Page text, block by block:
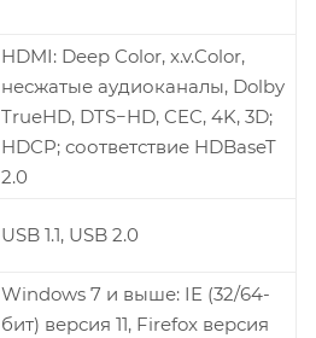
HDMI: Deep Color, x.v.Color,
несжатые аудиоканалы, Dolby
TrueHD, DTS−HD, CEC, 4K, 3D;
HDCP; соответствие HDBaseT
2.0
USB 1.1, USB 2.0
Windows 7 и выше: IE (32/64-
бит) версия 11, Firefox версия